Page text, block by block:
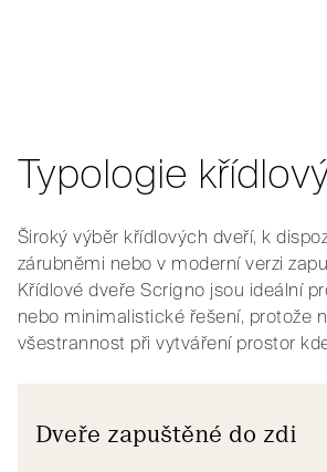
Typologie
Široký výběr křídlových dveří, k
zárubněmi nebo v moderní verzi
Křídlové dveře Scrigno jsou ideální
nebo minimalistické řešení, protože
všestrannost při vytváření prostor
Dveře zapuštěné do zdi